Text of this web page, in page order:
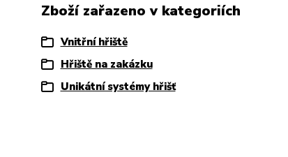
Zboží zařazeno v kategoriích
Vnitřní hřiště
Hřiště na zakázku
Unikátní systémy hřišť